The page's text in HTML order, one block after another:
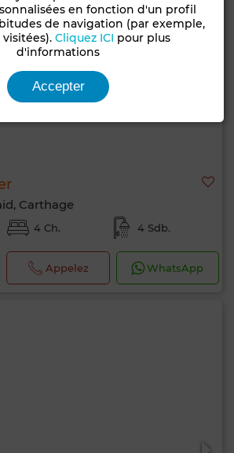
Carthage
4 Ch. 4 Sdb.
Appelez WhatsApp
en fonction d'un profil
de navigation (par exemple,
visitées). Cliquez ICI pour plus
d'informations
Accepter